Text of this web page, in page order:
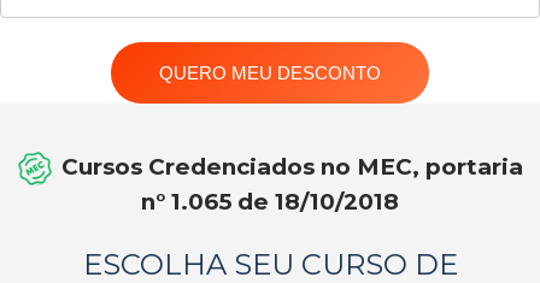
QUERO MEU DESCONTO
Cursos Credenciados no MEC, portaria
n° 1.065 de 18/10/2018
ESCOLHA SEU CURSO DE